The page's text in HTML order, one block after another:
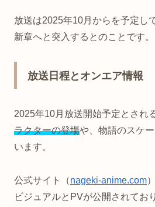
放送は2025年10月からを予定し
新章へと突入するとのことです。
放送日程とオンエア情報
2025年10月放送開始予定とされ
ラクターの登場や、物語のスケ
います。
公式サイト（nageki-anime.com
ビジュアルとPVが公開されてお